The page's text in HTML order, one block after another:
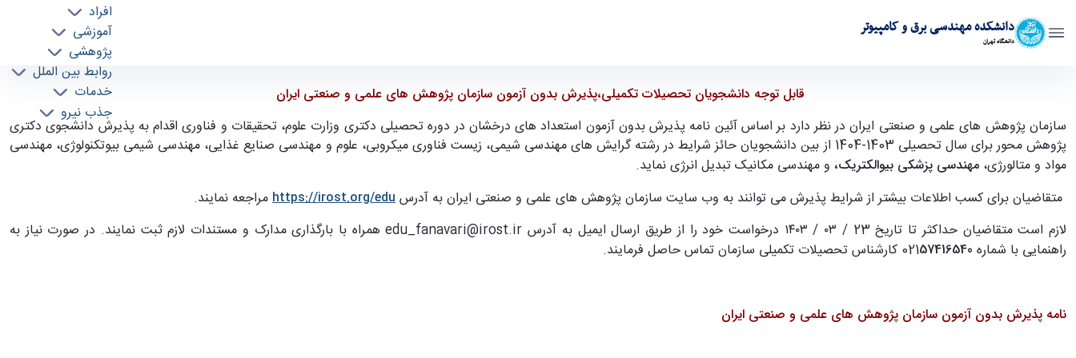
دانشکده مهندسی برق و کامپیوتر
دانشگاه تهران
افراد
آموزشی
پژوهشی
روابط بین الملل
خدمات
جذب نیرو
پذیرش بدون آزمون سازمان پژوهش های علمی و صنعتی ایران - ece- دانشکده مهندسی برق و کامپیوترقابل توجه دانشجویان تحصیلات تکمیلی،پذیرش بدون آزمون سازمان پژوهش های علمی و صنعتی ایران
سازمان پژوهش های علمی و صنعتی ایران در نظر دارد بر اساس آئین نامه پذیرش بدون آزمون استعداد های درخشان در دوره تحصیلی دکتری وزارت علوم، تحقیقات و فناوری اقدام به پذیرش دانشجوی دکتری
پژوهش محور برای سال تحصیلی 1403-1404 از بین دانشجویان حائز شرایط در رشته گرایش های مهندسی شیمی، زیست فناوری میکروبی، علوم و مهندسی صنایع غذایی، مهندسی شیمی بیوتکنولوژی، مهندسی
مواد و متالورژی، مهندسی پزشکی بیوالکتریک، و مهندسی مکانیک تبدیل انرژی نماید.
متقاضیان برای کسب اطلاعات بیشتر از شرایط پذیرش می توانند به وب سایت سازمان پژوهش های علمی و صنعتی ایران به آدرس https://irost.org/edu مراجعه نمایند.
لازم است متقاضیان حداکثر تا تاریخ 23 / ٠٣ / ١٤٠٣ درخواست خود را از طریق ارسال ایمیل به آدرس
edu_fanavari@irost.irهمراه با بارگذاری مدارک و مستندات لازم ثبت نمایند. در صورت نیاز به
راهنمایی با شماره 021 57416540 کارشناس تحصیلات تکمیلی سازمان تماس حاصل فرمایند.
نامه پذیرش بدون آزمون سازمان پژوهش های علمی و صنعتی ایران